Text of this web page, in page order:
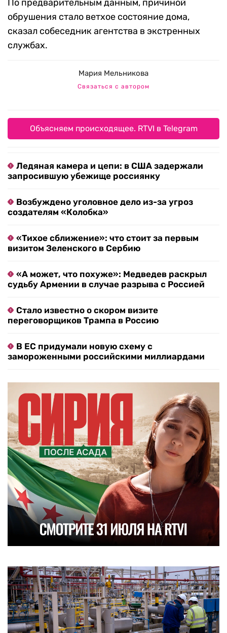
По предварительным данным, причиной
обрушения стало ветхое состояние дома,
сказал собеседник агентства в экстренных
службах.
Мария Мельникова
Связаться с автором
Объясняем происходящее. RTVI в Telegram
Ледяная камера и цепи: в США задержали
запросившую убежище россиянку
Возбуждено уголовное дело из-за угроз
создателям «Колобка»
«Тихое сближение»: что стоит за первым
визитом Зеленского в Сербию
«А может, что похуже»: Медведев раскрыл
судьбу Армении в случае разрыва с Россией
Стало известно о скором визите
переговорщиков Трампа в Россию
В ЕС придумали новую схему с
замороженными российскими миллиардами